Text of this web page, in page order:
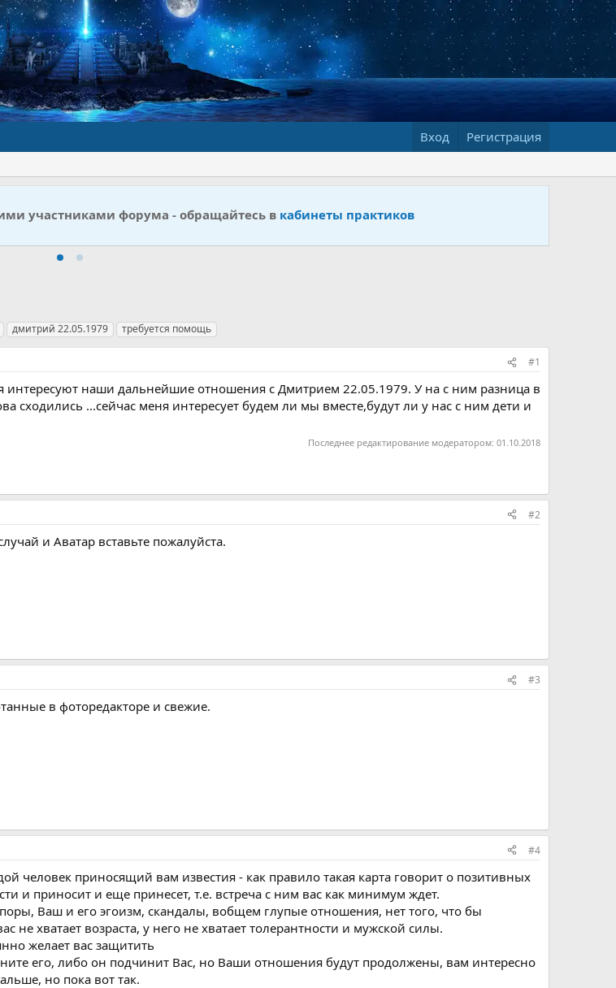
Вход Регистрация
участниками форума - обращайтесь в кабинеты практиков
дмитрий 22.05.1979 требуется помощь
#1
наши дальнейшие отношения с Дмитрием 22.05.1979. У на с ним разница в
сходились ...сейчас меня интересует будем ли мы вместе,будут ли у нас с ним дети и
Последнее редактирование модератором: 01.10.2018
#2
и Аватар вставьте пожалуйста.
#3
в фоторедакторе и свежие.
#4
человек приносящий вам известия - как правило такая карта говорит о позитивных
и приносит и еще принесет, т.е. встреча с ним вас как минимум ждет.
Ваш и его эгоизм, скандалы, вобщем глупые отношения, нет того, что бы
не хватает возраста, у него не хватает толерантности и мужской силы.
желает вас защитить
его, либо он подчинит Вас, но Ваши отношения будут продолжены, вам интересно
но пока вот так.